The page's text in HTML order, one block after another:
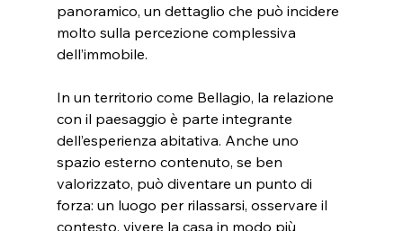
panoramico, un dettaglio che può incidere
molto sulla percezione complessiva
dell’immobile.
In un territorio come Bellagio, la relazione
con il paesaggio è parte integrante
dell’esperienza abitativa. Anche uno
spazio esterno contenuto, se ben
valorizzato, può diventare un punto di
forza: un luogo per rilassarsi, osservare il
contesto, vivere la casa in modo più